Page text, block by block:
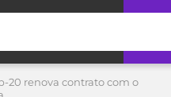
20 renova contrato com o